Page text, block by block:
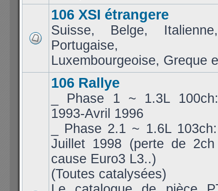
106 XSI étrangere
Suisse, Belge,
Portugaise,
Luxembourgeoise, Greque
106 Rallye
_ Phase 1 ~ 1.3L
1993-Avril 1996
_ Phase 2.1 ~ 1.6L
Juillet 1998 (perte de
cause Euro3 L3..)
(Toutes catalysées)